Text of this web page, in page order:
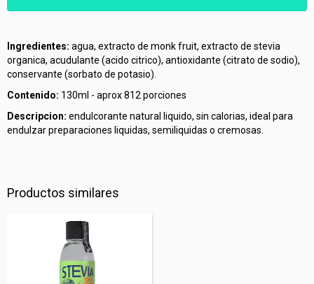
Ingredientes: agua, extracto de monk fruit, extracto de stevia
organica, acudulante (acido citrico), antioxidante (citrato de sodio),
conservante (sorbato de potasio).
Contenido: 130ml - aprox 812 porciones
Descripcion: endulcorante natural liquido, sin calorias, ideal para
endulzar preparaciones liquidas, semiliquidas o cremosas.
Productos similares